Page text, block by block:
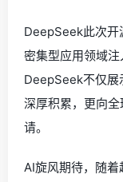
DeepSeek此次
密集型应用领域注
DeepSeek不仅展
深厚积累，更向
请。
AI旋风期待，随